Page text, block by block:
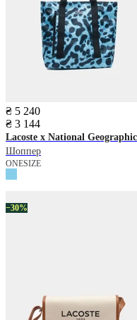
₴ 5 240
₴ 3 144
Lacoste x National Geographic
Шоппер
ONESIZE
−30%